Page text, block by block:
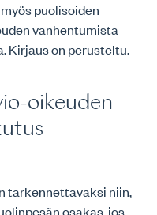
puolisoiden
vanhentumista
Kirjaus on perusteltu.
oikeuden
tarkennettavaksi niin,
osakas, jos